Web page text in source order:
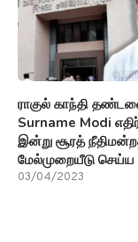
ராகுல் காந்தி
Surname Modi
இன்று சூரத்
மேல்முறையீடு செய்ய
03/04/2023